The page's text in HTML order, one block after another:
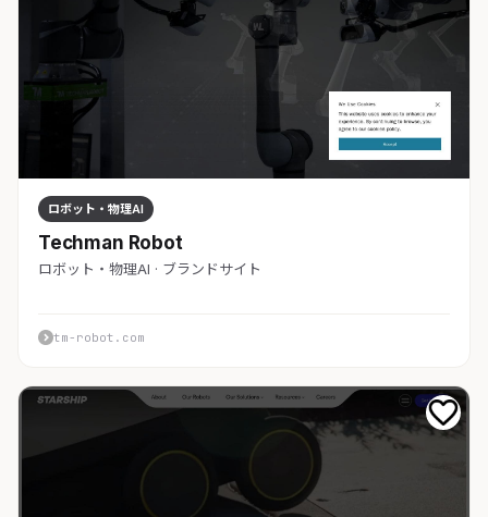
ロボット・物理AI
Techman Robot
ロボット・物理AI · ブランドサイト
tm-robot.com